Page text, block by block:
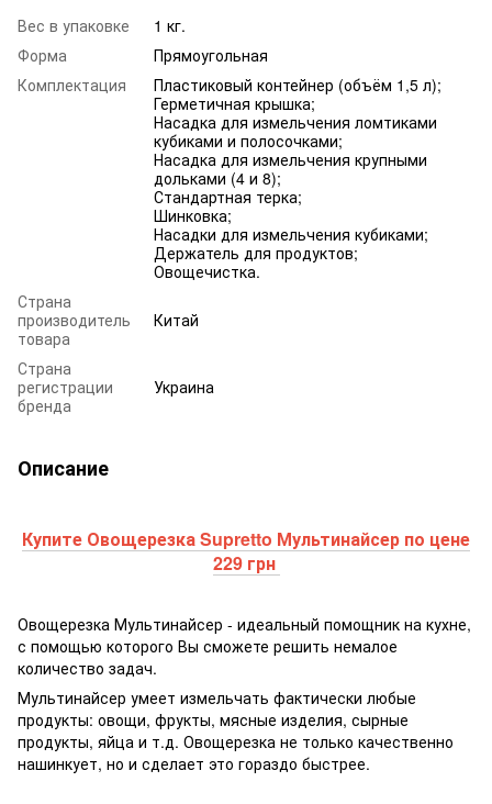
Вес в упаковке
1 кг.
Форма
Прямоугольная
Комплектация
Пластиковый контейнер (объём 1,5 л);
Герметичная крышка;
Насадка для измельчения ломтиками
кубиками и полосочками;
Насадка для измельчения крупными
дольками (4 и 8);
Стандартная терка;
Шинковка;
Насадки для измельчения кубиками;
Держатель для продуктов;
Овощечистка.
Страна
производитель
товара
Китай
Страна
регистрации
бренда
Украина
Описание
Купите Овощерезка Supretto Мультинайсер по цене
229 грн
Овощерезка Мультинайсер - идеальный помощник на кухне,
с помощью которого Вы сможете решить немалое
количество задач.
Мультинайсер умеет измельчать фактически любые
продукты: овощи, фрукты, мясные изделия, сырные
продукты, яйца и т.д. Овощерезка не только качественно
нашинкует, но и сделает это гораздо быстрее.